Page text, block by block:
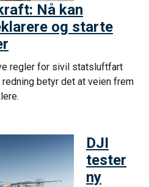
Nå kan
og starte
regler for sivil statsluftfart
redning betyr det at veien frem
DJI
tester
ny